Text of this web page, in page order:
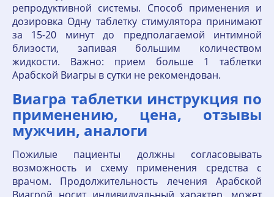
репродуктивной системы. Способ применения и
дозировка Одну таблетку стимулятора принимают
за 15-20 минут до предполагаемой интимной
близости, запивая большим количеством
жидкости. Важно: прием больше 1 таблетки
Арабской Виагры в сутки не рекомендован.
Виагра таблетки инструкция по
применению, цена, отзывы
мужчин, аналоги
Пожилые пациенты должны согласовывать
возможность и схему применения средства с
врачом. Продолжительность лечения Арабской